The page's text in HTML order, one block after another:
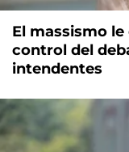
El massismo
control del
intendentes